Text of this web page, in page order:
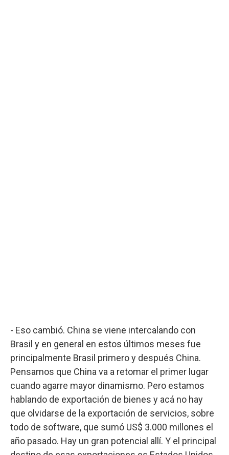
- Eso cambió. China se viene intercalando con
Brasil y en general en estos últimos meses fue
principalmente Brasil primero y después China.
Pensamos que China va a retomar el primer lugar
cuando agarre mayor dinamismo. Pero estamos
hablando de exportación de bienes y acá no hay
que olvidarse de la exportación de servicios, sobre
todo de software, que sumó US$ 3.000 millones el
año pasado. Hay un gran potencial allí. Y el principal